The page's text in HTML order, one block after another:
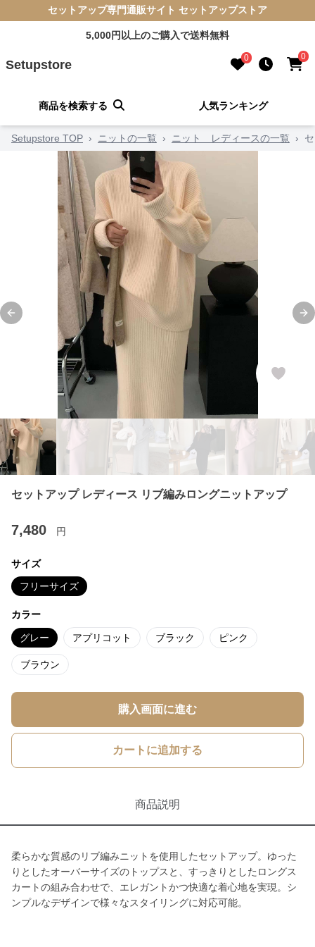
セットアップ専門通販サイト セットアップストア
5,000円以上のご購入で送料無料
Setupstore 0 0
商品を検索する 人気ランキング
Setupstore TOP › ニットの一覧 › ニット レディースの一覧 ›
Previous slide
セットアップ レディース リブ編みロングニットアップ
7,480 円
サイズ
フリーサイズ
カラー
グレー アプリコット ブラック ピンク
ブラウン
購入画面に進む
カートに追加する
商品説明
柔らかな質感のリブ編みニットを使用したセットアップ。ゆった
りとしたオーバーサイズのトップスと、すっきりとしたロングス
カートの組み合わせで、エレガントかつ快適な着心地を実現。シ
ンプルなデザインで様々なスタイリングに対応可能。